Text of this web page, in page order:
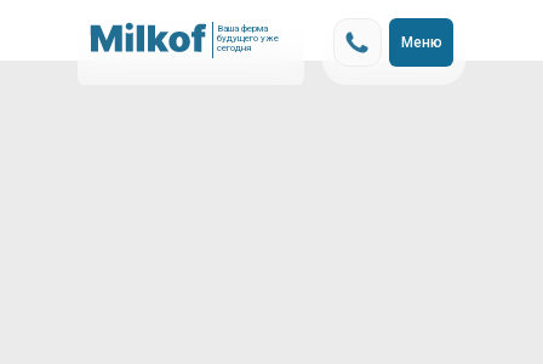
Ваша ферма
будущего уже
сегодня
Меню